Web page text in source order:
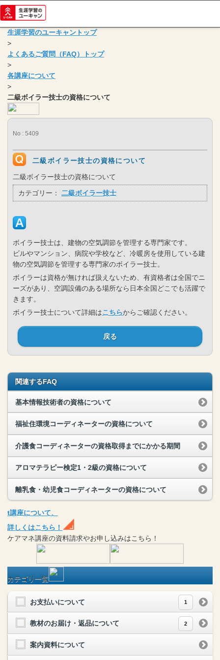
生涯学習のユーキャントップ
>
よくあるご質問（FAQ）トップ
>
各講座について
>
二級ボイラー技士の資格について
No : 5409
二級ボイラー技士の資格について
二級ボイラー技士の資格について
カテゴリー： 二級ボイラー技士
ボイラー技士は、建物の空気調節を管理する専門家です。
ビルやマンション、病院や学校など、冷暖房を使用している建
物の空気調節を管理する専門家のボイラー技士。
ボイラーは資格が無ければ扱えないため、有資格者は全国でニ
ーズがあり、空調設備のある場所なら日本全国どこでも活躍で
きます。
ボイラー技士について詳細はこちらからご確認ください。
戻る
関連するFAQ
基本情報技術者の資格について
福祉住環境コーディネーターの資格について
介護食コーディネーターの資格取得までにかかる期間
アロマテラピー検定1・2級の資格について
離乳食・幼児食コーディネーターの資格について
t講座について、
詳しくはこちら！
ケアマネ講座の資料請求やお申し込みはこちら！
カテゴリ一覧
お支払いについて 1
教材のお届け・返品について 2
案内資料について